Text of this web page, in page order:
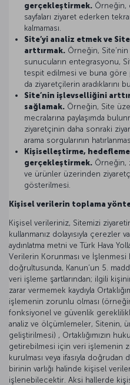
gerçekleştirmek. Örneğin,
sayfaları ziyaret ederken
kalmaması.
Site’yi analiz etmek ve
arttırmak. Örneğin, Site’nin
sunucuların entegrasyonu,
tespit edilmesi ve buna göre
da ziyaretçilerin aradıklarını
Site’nin işlevselliğini
sağlamak. Örneğin, Site
mecralarına paylaşımda
ziyaretçinin daha sonraki
arama sorgularının
Kişiselleştirme,
gerçekleştirmek. Örneğin,
ve ürünler üzerinden
gösterilmesi.
Kişisel verilerin toplama
Kişisel verileriniz, Sitemizi
kullanmanız dolayısıyla çerezler
aydınlatma metni ve Türk Hava
Verilerin Korunması ve
doğrultusunda, Kanun’un 5.
veri işleme şartlarından; ilgili
zarar vermemek kaydıyla
işlemenin zorunlu olması
fonksiyonel ve güvenlik
analiz ve ölçümlemeler, Sitenin,
geliştirilmesi) , Ortaklığımızın
getirebilmesi için veri işlemenin
kurulması veya ifasıyla doğrudan
birinin varlığı halinde kişisel
işlenebilecektir. Aksi hallerde